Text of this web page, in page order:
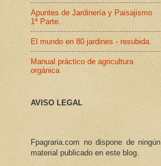
Apuntes de Jardinería y Paisajismo
1ª Parte.
El mundo en 80 jardines - resubida.
Manual práctico de agricultura
orgánica
AVISO LEGAL
Fpagraria.com no dispone de ningún
material publicado en este blog.